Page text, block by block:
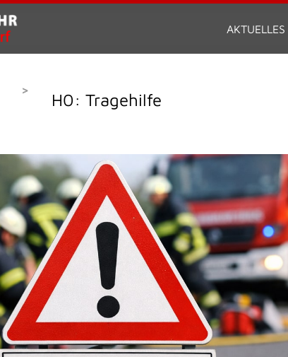
AKTUELLES
> H0: Tragehilfe